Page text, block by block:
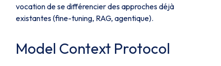
vocation de se différencier des approches déjà
existantes (fine-tuning, RAG, agentique).
Model Context Protocol